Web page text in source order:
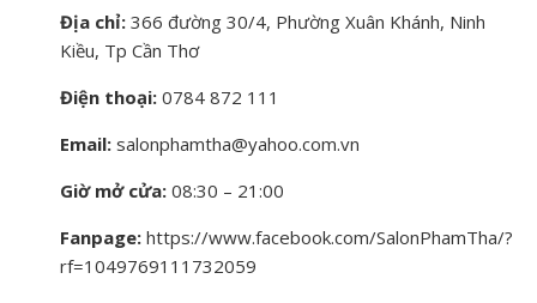
Địa chỉ: 366 đường 30/4, Phường Xuân Khánh, Ninh
Kiều, Tp Cần Thơ
Điện thoại: 0784 872 111
Email: salonphamtha@yahoo.com.vn
Giờ mở cửa: 08:30 – 21:00
Fanpage: https://www.facebook.com/SalonPhamTha/?
rf=1049769111732059